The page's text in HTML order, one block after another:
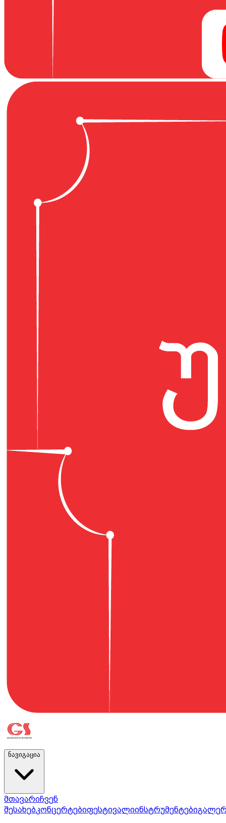
ნავიგაცია
მთავარიჩვენ
შესახებკონცერტებიფესტივალიინსტრუმენტები